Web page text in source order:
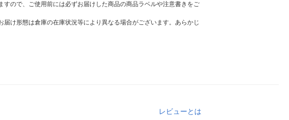
ので、ご使用前には必ずお届けした商品の商品ラベルや注意書きをご
け形態は倉庫の在庫状況等により異なる場合がございます。あらかじ
レビューとは